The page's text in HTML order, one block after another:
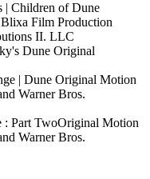
| Children of Dune
Film Production
II. LLC
Dune Original
| Dune Original Motion
Warner Bros.
: Part TwoOriginal Motion
Warner Bros.